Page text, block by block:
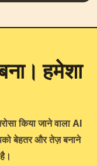
हमेशा
किया जाने वाला AI
बेहतर और तेज़ बनाने